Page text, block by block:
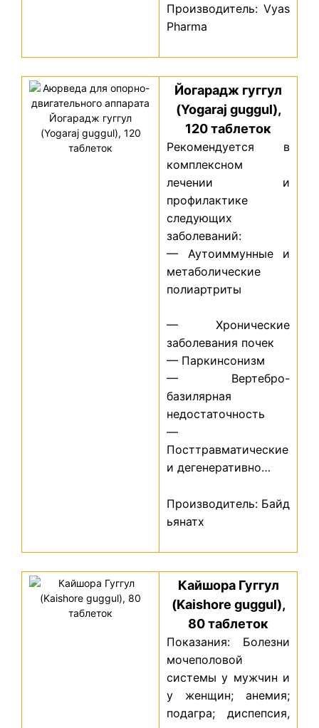
Производитель: Vyas
Pharma
Йогарадж гуггул
(Yogaraj guggul),
120 таблеток
Рекомендуется в
комплексном
лечении и
профилактике
следующих
заболеваний:
— Аутоиммунныеи
метаболические
полиартриты
— Хронические
заболевания почек
— Паркинсонизм
— Вертебро-
базилярная
недостаточность
—
Посттравматические
и дегенеративно…
Производитель: Байд
ьянатх
Кайшора Гуггул
(Kaishore guggul),
80 таблеток
Показания: Болезни
мочеполовой
системы у мужчин и
у женщин; анемия;
подагра; диспепсия,